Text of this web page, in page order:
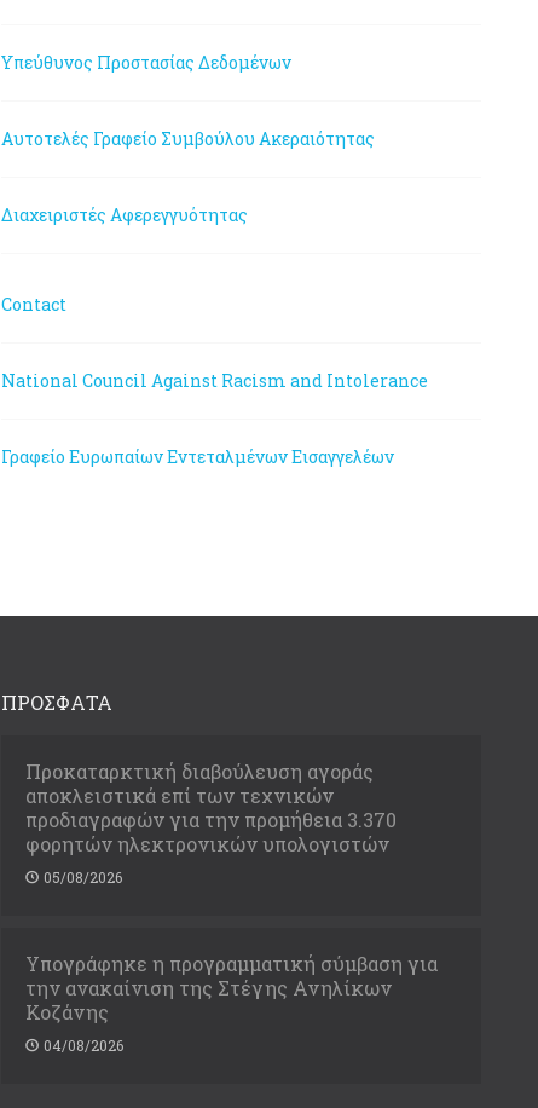
Υπεύθυνος Προστασίας Δεδομένων
Αυτοτελές Γραφείο Συμβούλου Ακεραιότητας
Διαχειριστές Αφερεγγυότητας
Contact
National Council Against Racism and Intolerance
Γραφείο Ευρωπαίων Εντεταλμένων Εισαγγελέων
ΠΡΟΣΦΑΤΑ
Προκαταρκτική διαβούλευση αγοράς
αποκλειστικά επί των τεχνικών
προδιαγραφών για την προμήθεια 3.370
φορητών ηλεκτρονικών υπολογιστών
05/08/2026
Υπογράφηκε η προγραμματική σύμβαση για
την ανακαίνιση της Στέγης Ανηλίκων
Κοζάνης
04/08/2026